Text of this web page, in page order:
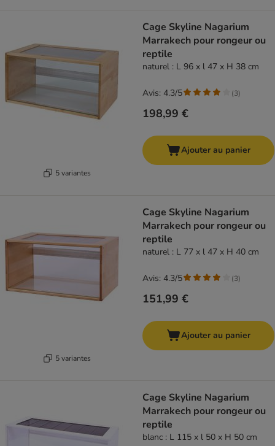
5 variantes
Cage Skyline Nagarium
Marrakech pour rongeur ou
reptile
naturel : L 96 x l 47 x H 38 cm
198,99 €
Avis: 4.3/5 (3)
Ajouter au panier
5 variantes
Cage Skyline Nagarium
Marrakech pour rongeur ou
reptile
naturel : L 77 x l 47 x H 40 cm
151,99 €
Avis: 4.3/5 (3)
Ajouter au panier
Cage Skyline Nagarium
Marrakech pour rongeur ou
reptile
blanc : L 115 x l 50 x H 50 cm